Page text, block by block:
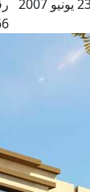
23 يونيو 2007